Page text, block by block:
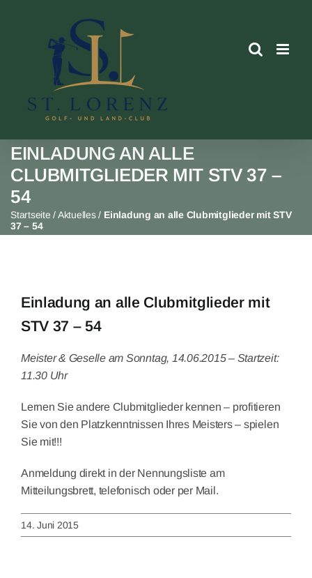
EINLADUNG AN ALLE
CLUBMITGLIEDER MIT STV 37 –
54
Startseite /Aktuelles/ Einladung an alle Clubmitglieder mit STV
37 – 54
Einladung an alle Clubmitglieder mit
STV 37 – 54
Meister & Geselle am Sonntag, 14.06.2015 – Startzeit:
11.30 Uhr
Lernen Sie andere Clubmitglieder kennen – profitieren
Sie von den Platzkenntnissen Ihres Meisters – spielen
Sie mit!!!
Anmeldung direkt in der Nennungsliste am
Mitteilungsbrett, telefonisch oder per Mail.
14. Juni 2015